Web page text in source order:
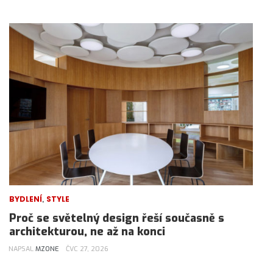
BYDLENÍ, STYLE
Proč se světelný design řeší současně s
architekturou, ne až na konci
NAPSAL MZONE ČVC 27, 2026